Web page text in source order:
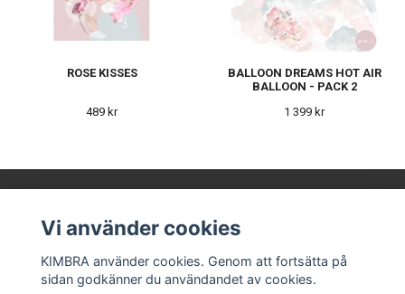
ROSE KISSES
489 kr
BALLOON DREAMS HOT AIR
BALLOON - PACK 2
1 399 kr
KIMBRA AB
Våra leverantörer
Vi använder cookies
KIMBRA använder cookies. Genom att fortsätta på
sidan godkänner du användandet av cookies.